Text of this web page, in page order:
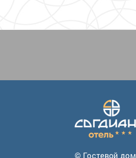
© Гостевой дом